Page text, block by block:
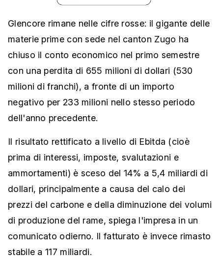
Glencore rimane nelle cifre rosse: il gigante delle
materie prime con sede nel canton Zugo ha
chiuso il conto economico nel primo semestre
con una perdita di 655 milioni di dollari (530
milioni di franchi), a fronte di un importo
negativo per 233 milioni nello stesso periodo
dell'anno precedente.
Il risultato rettificato a livello di Ebitda (cioè
prima di interessi, imposte, svalutazioni e
ammortamenti) è sceso del 14% a 5,4 miliardi di
dollari, principalmente a causa del calo dei
prezzi del carbone e della diminuzione dei volumi
di produzione del rame, spiega l'impresa in un
comunicato odierno. Il fatturato è invece rimasto
stabile a 117 miliardi.